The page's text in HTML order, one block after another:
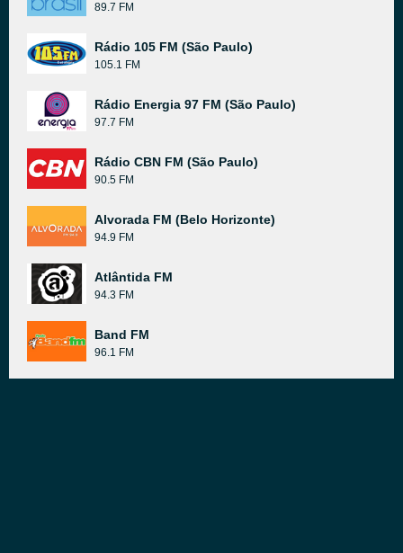
89.7 FM
Rádio 105 FM (São Paulo)
105.1 FM
Rádio Energia 97 FM (São Paulo)
97.7 FM
Rádio CBN FM (São Paulo)
90.5 FM
Alvorada FM (Belo Horizonte)
94.9 FM
Atlântida FM
94.3 FM
Band FM
96.1 FM